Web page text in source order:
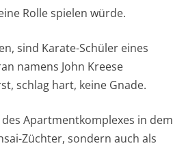
Rolle spielen würde.
sind Karate-Schüler eines
namens John Kreese
schlag hart, keine Gnade.
Apartmentkomplexes in dem
Züchter, sondern auch als